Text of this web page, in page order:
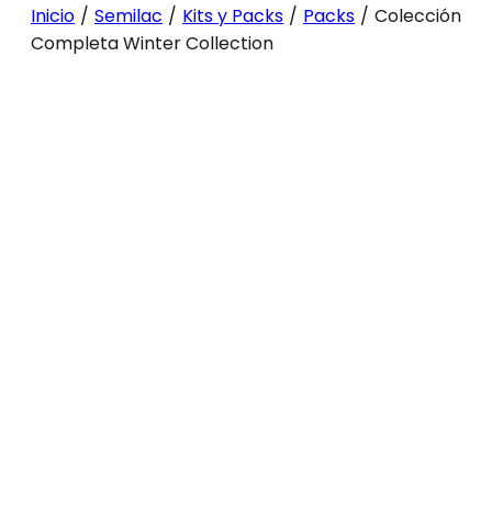
Inicio / Semilac / Kits y Packs / Packs / Colección
Completa Winter Collection